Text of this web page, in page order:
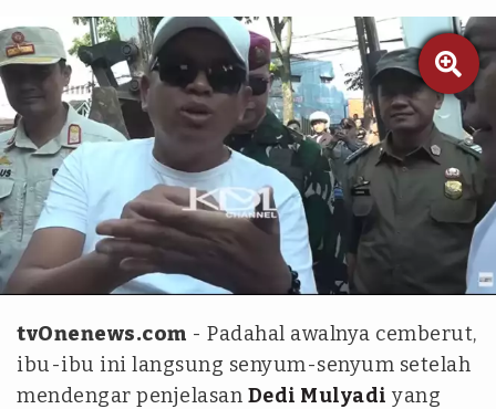

YouTube
tvOnenews.com - Padahal awalnya cemberut,
ibu-ibu ini langsung senyum-senyum setelah
mendengar penjelasan Dedi Mulyadi yang